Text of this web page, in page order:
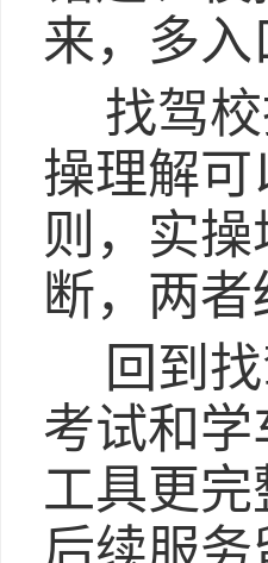
来，多
找驾
操理解
则，实
断，两
回到
考试和
工具更